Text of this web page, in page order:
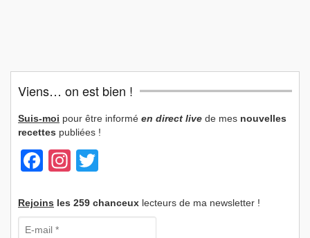
Viens… on est bien !
Suis-moi pour être informé en direct live de mes nouvelles
recettes publiées !
Facebook
Instagram
Rejoins les 259 chanceux lecteurs de ma newsletter !